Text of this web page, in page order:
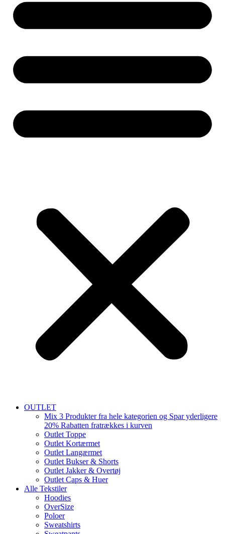
OUTLET
Mix 3 Produkter fra hele kategorien og Spar yderligere
20% Rabatten fratrækkes i kurven
Outlet Toppe
Outlet Kortærmet
Outlet Langærmet
Outlet Bukser & Shorts
Outlet Jakker & Overtøj
Outlet Caps & Huer
Alle Tekstiler
Hoodies
OverSize
Poloer
Sweatshirts